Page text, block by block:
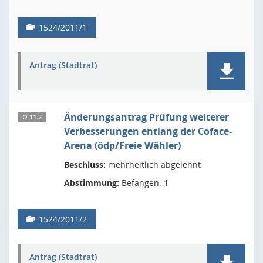
1524/2011/1
Antrag (Stadtrat)
Ö 11.2
Änderungsantrag Prüfung weiterer
Verbesserungen entlang der Coface-
Arena (ödp/Freie Wähler)
Beschluss: mehrheitlich abgelehnt
Abstimmung: Befangen: 1
1524/2011/2
Antrag (Stadtrat)